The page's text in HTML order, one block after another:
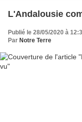
L'Andalousie
Publié le 28/05/2020 à
Par Notre Terre